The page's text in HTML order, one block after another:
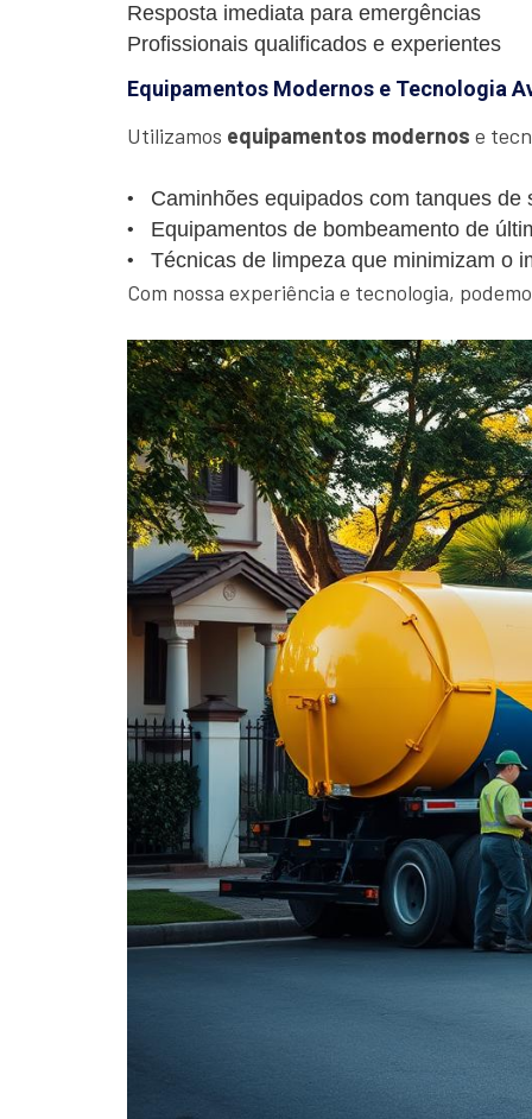
Resposta imediata para emergências
Profissionais qualificados e experientes
Equipamentos Modernos e Tecnologia
Utilizamos equipamentos modernos e
Caminhões equipados com tanques de
Equipamentos de bombeamento de
Técnicas de limpeza que minimizam o
Com nossa experiência e tecnologia,